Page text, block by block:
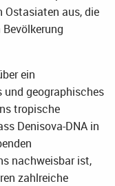
Ostasiaten aus, die
ein
geographisches
tropische
Denisova-DNA in
nachweisbar ist,
zahlreiche